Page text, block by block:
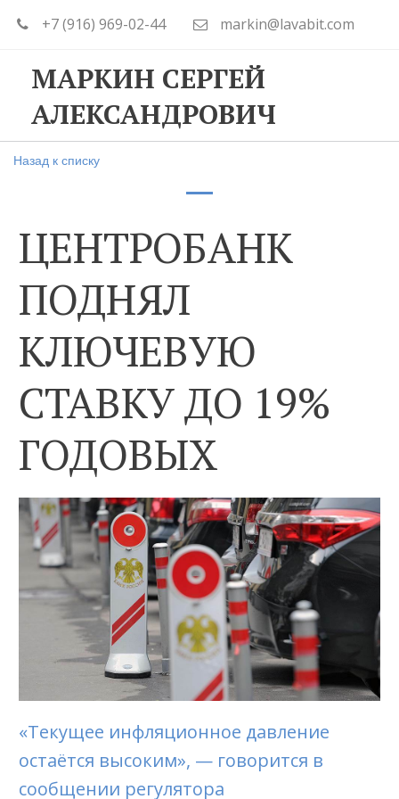
+7 (916) 969-02-44 markin@lavabit.com
МАРКИН СЕРГЕЙ
АЛЕКСАНДРОВИЧ
Назад к списку
ЦЕНТРОБАНК
ПОДНЯЛ
КЛЮЧЕВУЮ
СТАВКУ ДО 19%
ГОДОВЫХ
«Текущее инфляционное давление
остаётся высоким», — говорится в
сообщении регулятора